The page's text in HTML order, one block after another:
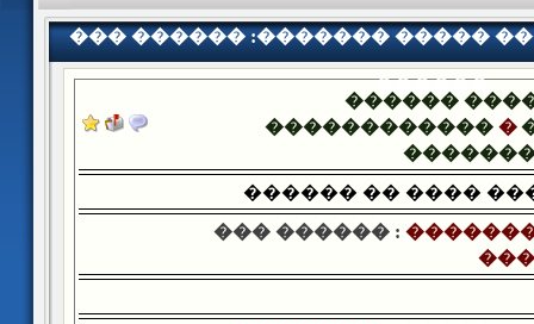
��� ������ :������� �����
������
������
�������������
������ �� ����
��� ������ :